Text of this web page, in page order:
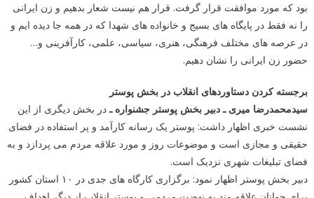
بود که مورد موافقت قرار گرفت. قرار هم نیست شعار بدهیم و زن ایرانی
را نه فقط در پایگاه های بسیج و خانواده های شهدا که در همه جا دیده ایم و
در عرصه های مختلف فرهنگی، هنری، سیاسی، علمی، کارآفرینی و…
حضور زن ایرانی را نشان دهیم.
برجسته کردن دستاوردهای انقلاب در بخش پوستر
سیدمحمدرضا میری ـ دبیر بخش پوستر جشنواره ـدر بخش دیگری از این
نشست خبری اظهار داشت: پوستر یک رسانه کارآمد و پر استفاده در فضای
حقیقی و مجازی است و موضوعات روز و مورد علاقه مردم می پردازد و به
فضای تبلیغات شهری نزدیک است.
دبیر بخش پوستر اظهار نمود: برگزاری کارگاه های جدی در ۱۰ استان کشور